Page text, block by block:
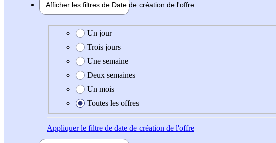
Afficher les filtres de Date de création de l'offre
Date de création de l'offre
Un jour
Trois jours
Une semaine
Deux semaines
Un mois
Toutes les offres
Appliquerle filtre de date de création de l'offre